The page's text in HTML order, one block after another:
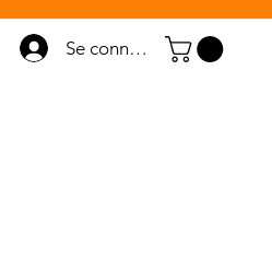
Se connecter